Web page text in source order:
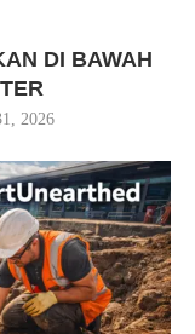
DI BAWAH
2026